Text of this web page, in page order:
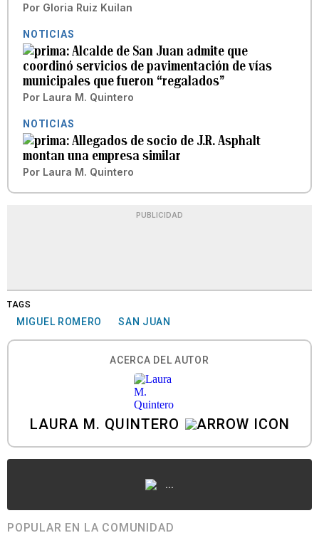
Por Gloria Ruiz Kuilan
NOTICIAS
Alcalde de San Juan admite que
coordinó servicios de pavimentación de vías
municipales que fueron “regalados”
Por Laura M. Quintero
NOTICIAS
Allegados de socio de J.R. Asphalt
montan una empresa similar
Por Laura M. Quintero
PUBLICIDAD
TAGS
MIGUEL ROMERO SAN JUAN
ACERCA DEL AUTOR
LAURA M. QUINTERO
...
POPULAR EN LA COMUNIDAD